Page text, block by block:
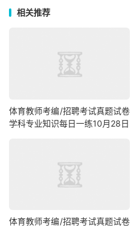
相关推荐
体育教师考编/招聘考试真题试卷
学科专业知识每日一练10月28日
体育教师考编/招聘考试真题试卷